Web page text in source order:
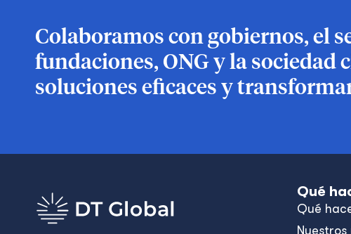
Colaboramos con gobiernos, el
fundaciones, ONG y la sociedad
soluciones eficaces y
Qué
Qué